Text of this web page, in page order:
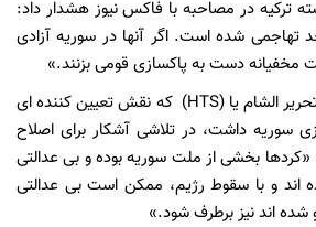
ترکیه در مصاحبه با فاکس نیوز هشدار داد:
تهاجمی شده است. اگر آنها در سوریه آزادی
مخفیانه دست به پاکسازی قومی بزنند.»
احمد الشرع، رهبر حیات تحریر الشام یا (HTS) که نقش تعیین کننده ای
سوریه داشت، در تلاشی آشکار برای اصلاح
بخشی از ملت سوریه بوده و بی عدالتی
اند و با سقوط رژیم، ممکن است بی عدالتی
شده اند نیز برطرف شود.»